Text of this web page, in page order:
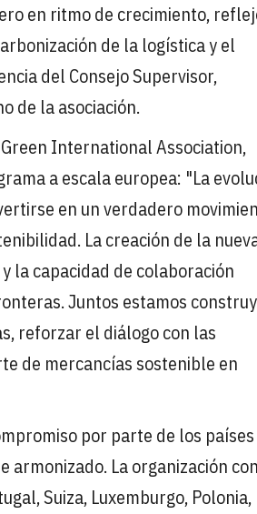
en ritmo de crecimiento,
de la logística y el
del Consejo Supervisor,
de la asociación.
International Association,
a escala europea: "La
en un verdadero
La creación de la
la capacidad de colaboración
Juntos estamos
reforzar el diálogo con las
de mercancías sostenible en
por parte de los países
armonizado. La organización
Suiza, Luxemburgo, Polonia,